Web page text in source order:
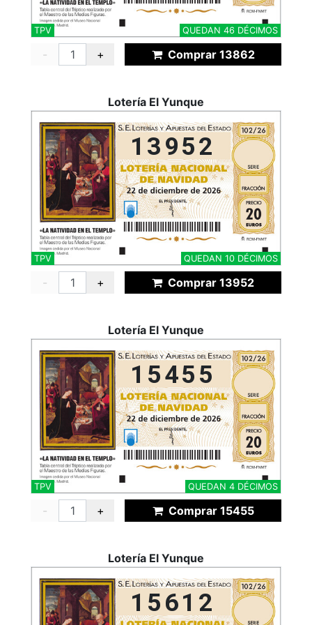
QUEDAN 46 DÉCIMOS
TPV
- + Comprar 13862
Lotería El Yunque
13952
QUEDAN 10 DÉCIMOS
TPV
- + Comprar 13952
Lotería El Yunque
15455
QUEDAN 4 DÉCIMOS
TPV
- + Comprar 15455
Lotería El Yunque
15612